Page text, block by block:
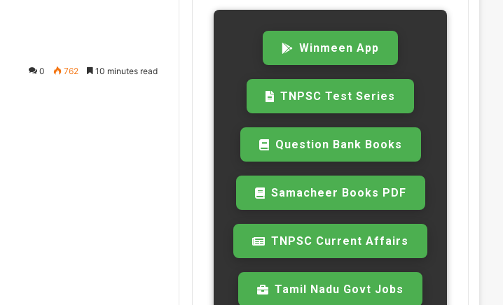
0 762 10 minutes read
Winmeen App
TNPSC Test Series
Question Bank Books
Samacheer Books PDF
TNPSC Current Affairs
Tamil Nadu Govt Jobs